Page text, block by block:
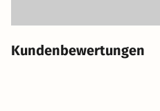
Kundenbewertungen